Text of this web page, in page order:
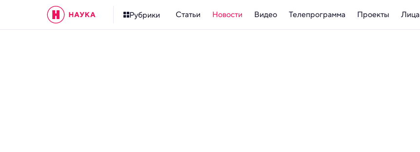
Рубрики Статьи Новости Видео Телепрограмма Проекты Лица